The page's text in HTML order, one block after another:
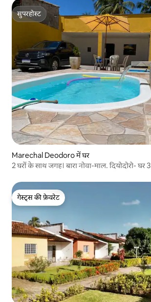
सुपरहोस्ट
सुपरहोस्ट
Marechal Deodoro में घर
2 घरों के साथ जगह। बारा नोवा-माल. दियोदोरो- घर 3
गेस्ट्स की फ़ेवरेट
गेस्ट्स की फ़ेवरेट